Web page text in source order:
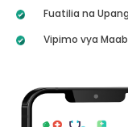
Fuatilia na
Vipimo vya